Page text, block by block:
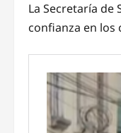
La Secretaría
confianza en los